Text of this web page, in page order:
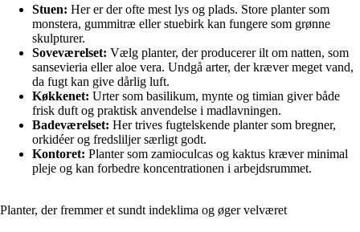
Stuen: Her er der ofte mest lys og plads. Store planter som
monstera, gummitræ eller stuebirk kan fungere som grønne
skulpturer.
Soveværelset: Vælg planter, der producerer ilt om natten, som
sansevieria eller aloe vera. Undgå arter, der kræver meget vand,
da fugt kan give dårlig luft.
Køkkenet: Urter som basilikum, mynte og timian giver både
frisk duft og praktisk anvendelse i madlavningen.
Badeværelset: Her trives fugtelskende planter som bregner,
orkidéer og fredsliljer særligt godt.
Kontoret: Planter som zamioculcas og kaktus kræver minimal
pleje og kan forbedre koncentrationen i arbejdsrummet.
Planter, der fremmer et sundt indeklima og øger velværet